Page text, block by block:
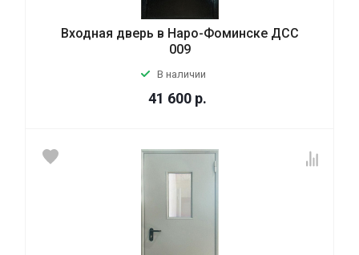
Входная дверь в Наро-Фоминске ДСС
009
В наличии
41 600 р.